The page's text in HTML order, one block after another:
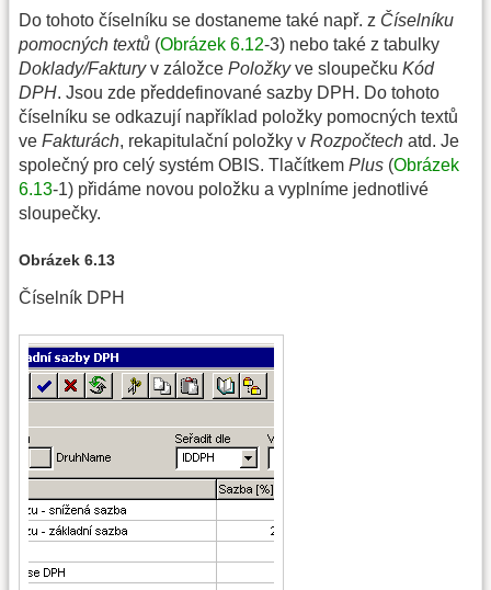
Do tohoto číselníku se dostaneme také např. z Číselníku
pomocných textů (Obrázek 6.12-3) nebo také z tabulky
Doklady/Fakturyv záložce Položkyve sloupečku Kód
DPH. Jsou zde předdefinované sazby DPH. Do tohoto
číselníku se odkazují například položky pomocných textů
ve Fakturách, rekapitulační položky v Rozpočtech atd. Je
společný pro celý systém OBIS. Tlačítkem Plus (Obrázek
6.13-1) přidáme novou položku a vyplníme jednotlivé
sloupečky.
Obrázek 6.13
Číselník DPH